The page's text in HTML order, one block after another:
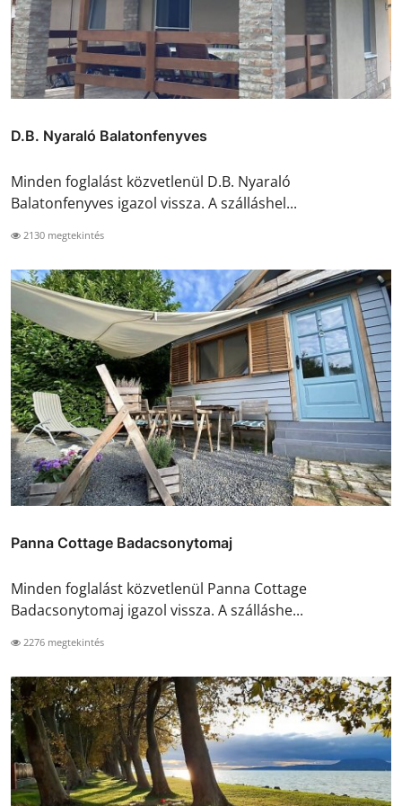
D.B. Nyaraló Balatonfenyves
Minden foglalást közvetlenül D.B. Nyaraló
Balatonfenyves igazol vissza. A szálláshel...
2130 megtekintés
Panna Cottage Badacsonytomaj
Minden foglalást közvetlenül Panna Cottage
Badacsonytomaj igazol vissza. A szálláshe...
2276 megtekintés